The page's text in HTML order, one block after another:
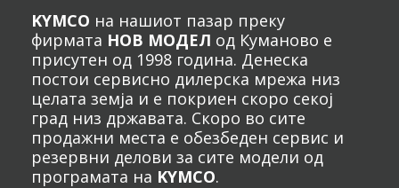
KYMCO на нашиот пазар преку
фирмата НОВ МОДЕЛ од Куманово е
присутен од 1998 година. Денеска
постои сервисно дилерска мрежа низ
целата земја и е покриен скоро секој
град низ државата. Скоро во сите
продажни места е обезбеден сервис и
резервни делови за сите модели од
програмата на KYMCO.